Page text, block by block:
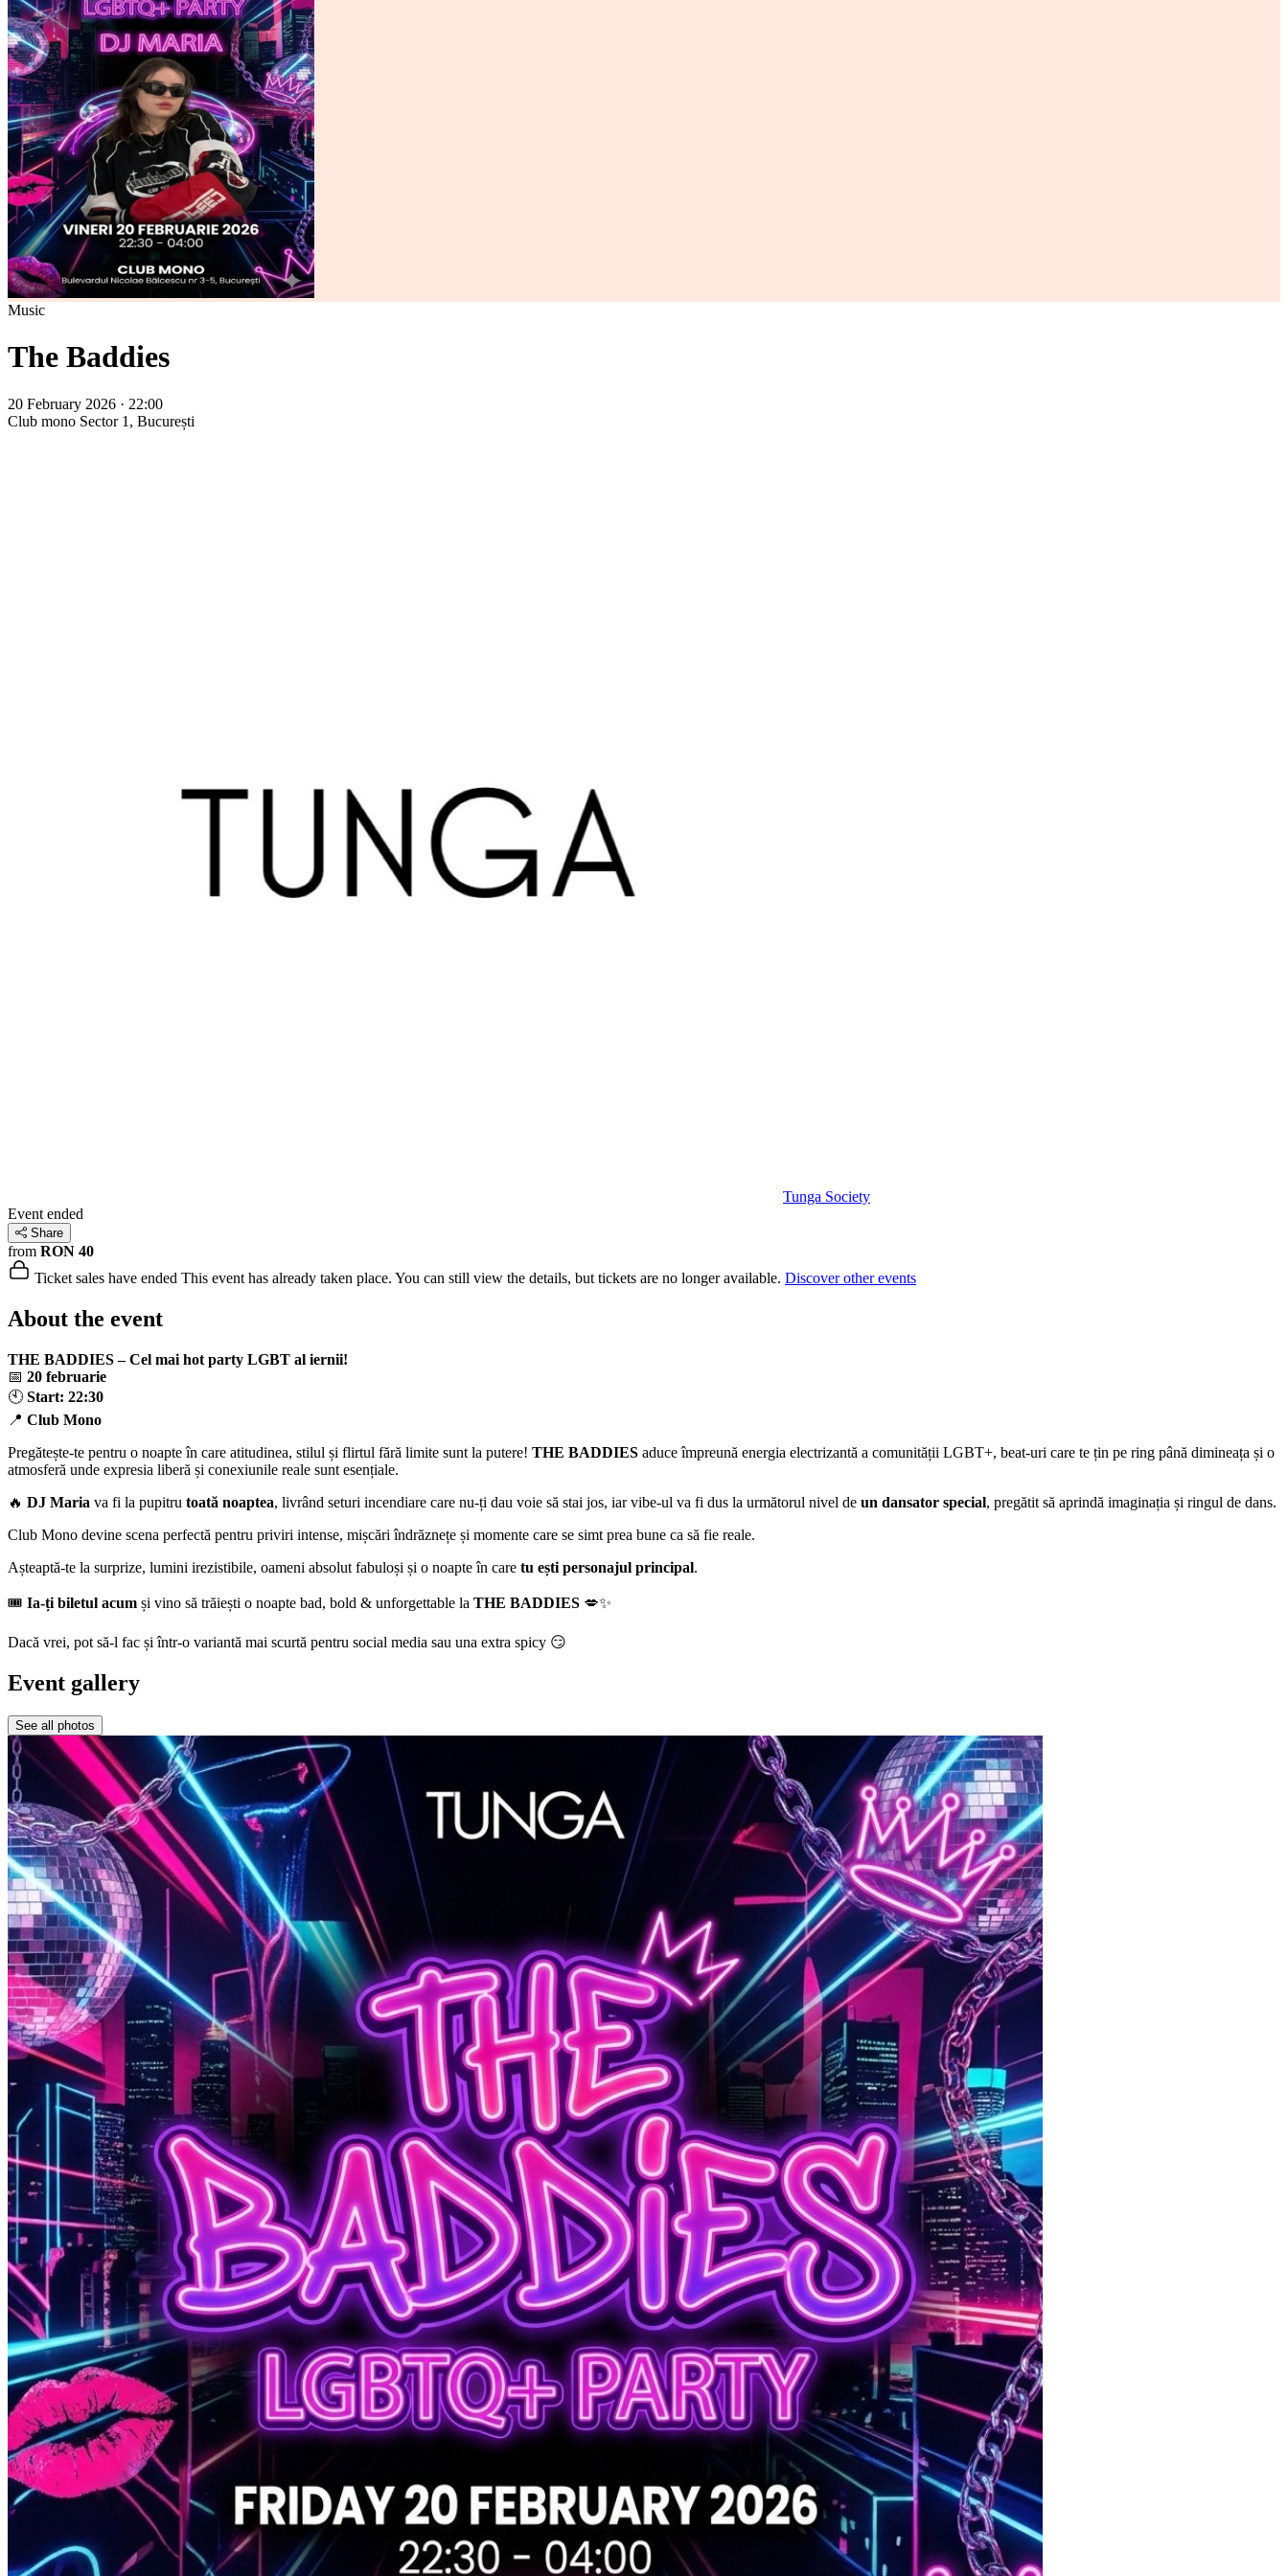
Music
The Baddies
20 February 2026 · 22:00
Club mono Sector 1, București
Tunga Society
Event ended
Share
from RON 40
Ticket sales have ended This event has already taken place. You can still view the details, but tickets are no longer available. Discover other events
About the event
THE BADDIES – Cel mai hot party LGBT al iernii!
📅 20 februarie
🕙 Start: 22:30
📍 Club Mono
Pregătește-te pentru o noapte în care atitudinea, stilul și flirtul fără limite sunt la putere! THE BADDIES aduce împreună energia electrizantă a comunității LGBT+, beat-uri care te țin pe ring până dimineața și o
atmosferă unde expresia liberă și conexiunile reale sunt esențiale.
🔥 DJ Maria va fi la pupitru toată noaptea, livrând seturi incendiare care nu-ți dau voie să stai jos, iar vibe-ul va fi dus la următorul nivel de un dansator special, pregătit să aprindă imaginația și ringul de dans.
Club Mono devine scena perfectă pentru priviri intense, mișcări îndrăznețe și momente care se simt prea bune ca să fie reale.
Așteaptă-te la surprize, lumini irezistibile, oameni absolut fabuloși și o noapte în care tu ești personajul principal.
🎟 Ia-ți biletul acum și vino să trăiești o noapte bad, bold & unforgettable la THE BADDIES 💋✨
Dacă vrei, pot să-l fac și într-o variantă mai scurtă pentru social media sau una extra spicy 😏
Event gallery
See all photos